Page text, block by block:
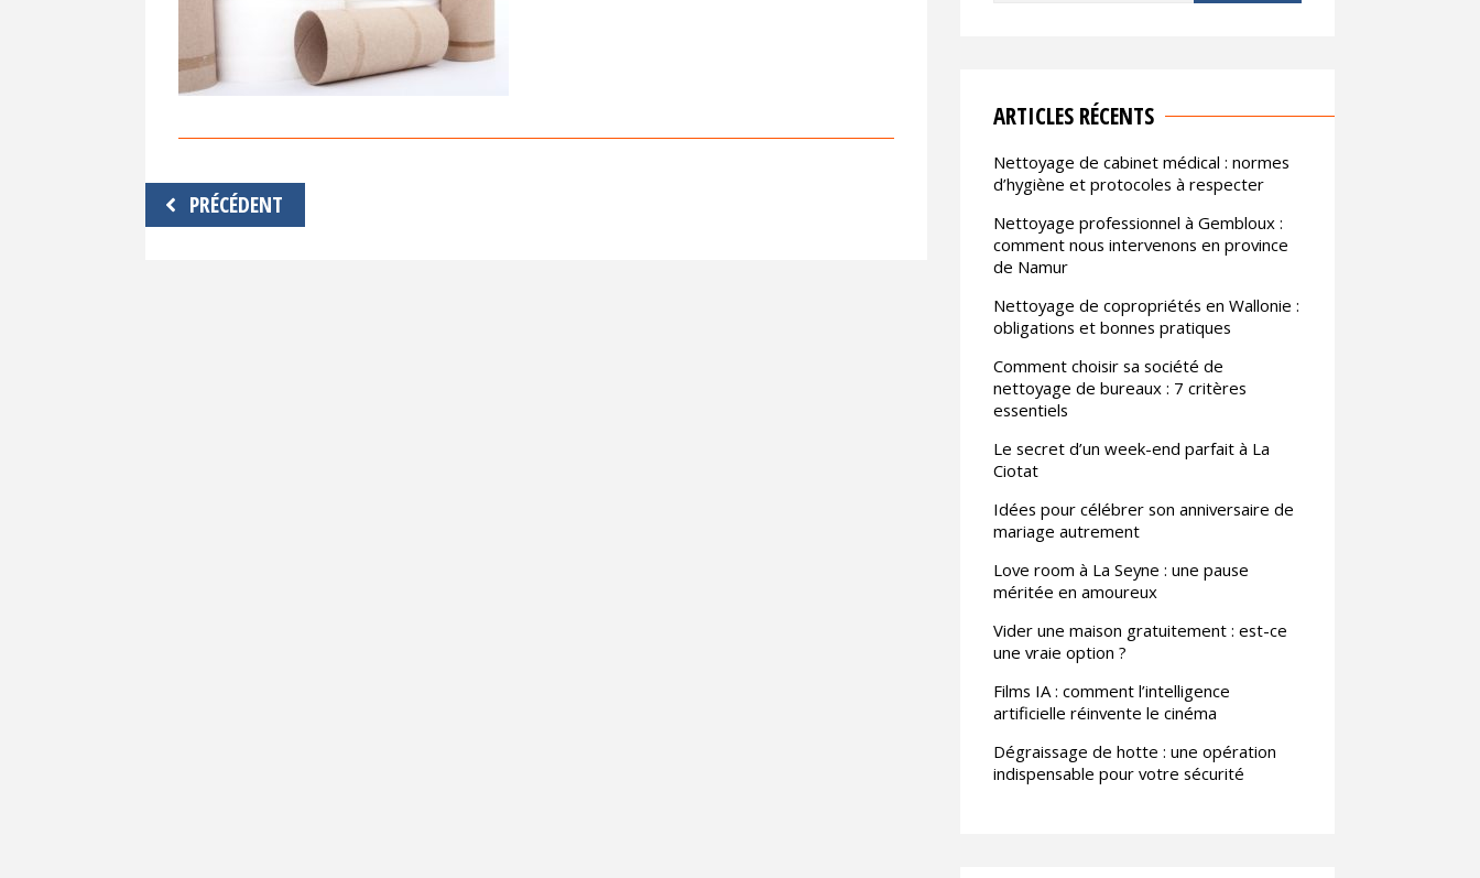
Navigation
de
PRÉCÉDENT
ARTICLES RÉCENTS
Nettoyage de cabinet médical : normes
d’hygiène et protocoles à respecter
Nettoyage professionnel à Gembloux :
comment nous intervenons en province
de Namur
Nettoyage de copropriétés en Wallonie :
obligations et bonnes pratiques
Comment choisir sa société de
nettoyage de bureaux : 7 critères
essentiels
Le secret d’un week-end parfait à La
Ciotat
Idées pour célébrer son anniversaire de
mariage autrement
Love room à La Seyne : une pause
méritée en amoureux
Vider une maison gratuitement : est-ce
une vraie option ?
Films IA : comment l’intelligence
artificielle réinvente le cinéma
Dégraissage de hotte : une opération
indispensable pour votre sécurité